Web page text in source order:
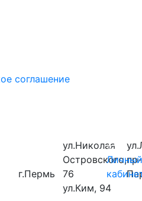
соглашение
г.Пермь
ул.Николая
Островского,
76
ул.Ким, 94